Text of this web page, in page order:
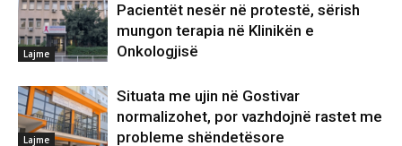
Lajme
Pacientët nesër në protestë, sërish
mungon terapia në Klinikën e
Onkologjisë
Lajme
Situata me ujin në Gostivar
normalizohet, por vazhdojnë rastet me
probleme shëndetësore